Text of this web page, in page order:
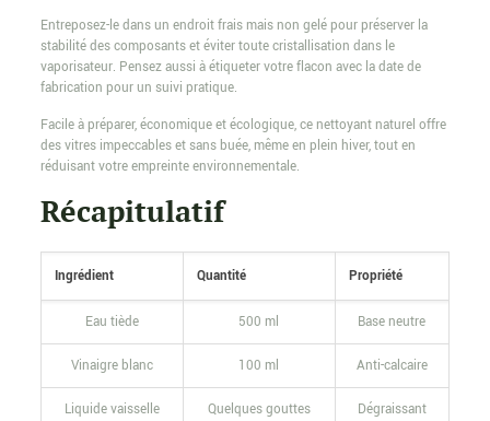
Entreposez-le dans un endroit frais mais non gelé pour préserver la
stabilité des composants et éviter toute cristallisation dans le
vaporisateur. Pensez aussi à étiqueter votre flacon avec la date de
fabrication pour un suivi pratique.
Facile à préparer, économique et écologique, ce nettoyant naturel offre
des vitres impeccables et sans buée, même en plein hiver, tout en
réduisant votre empreinte environnementale.
Récapitulatif
Ingrédient Quantité Propriété
Eau tiède 500 ml Base neutre
Vinaigre blanc 100 ml Anti-calcaire
Liquide vaisselle Quelques gouttes Dégraissant